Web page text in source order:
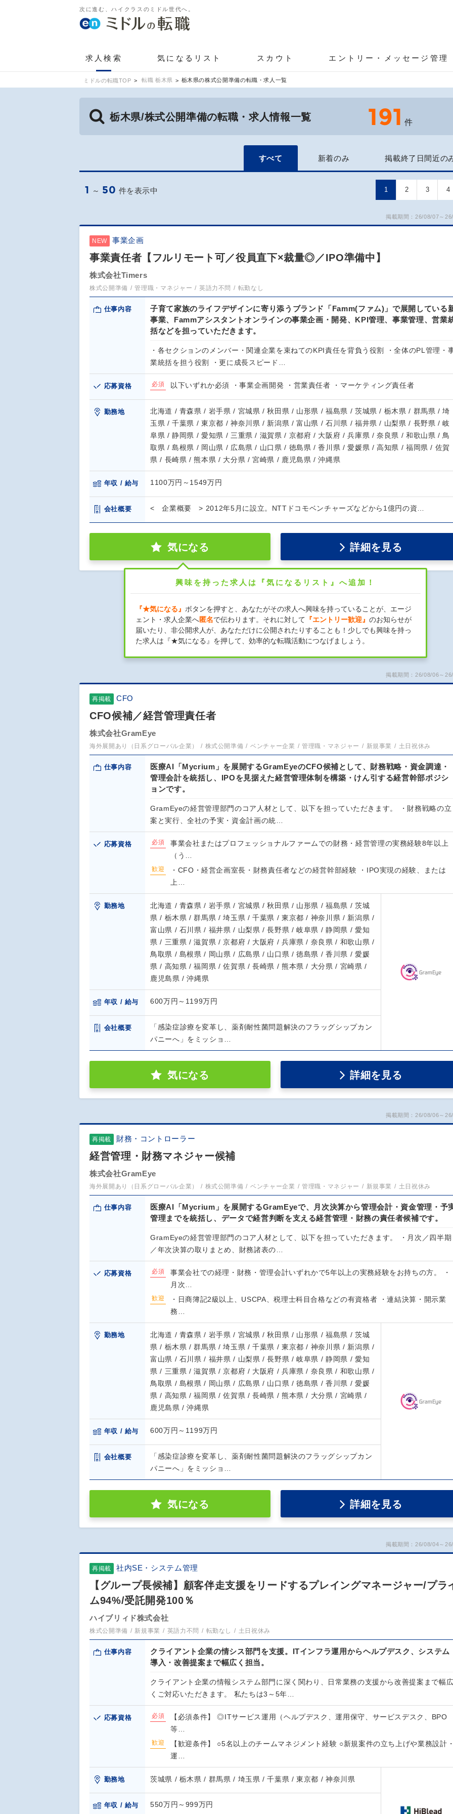
次に進む、ハイクラスのミドル世代へ。
求人検索 気になるリスト スカウト エントリー・メッセージ管理
ミドルの転職TOP 転職 栃木県 栃木県の株式公開準備の転職・求人一覧
栃木県/株式公開準備の転職・求人情報一覧 191 件
すべて 新着のみ 掲載終了日間近の
1 ～ 50 件を表示中 1 2 3 4
掲載期間：26/08/07～
NEW 事業企画
事業責任者【フルリモート可／役員直下×裁量◎／IPO準備中】
株式会社Timers
株式公開準備 管理職・マネジャー 英語力不問 転勤なし
仕事内容
子育て家族のライフデザインに寄り添うブランド「Famm(ファム)」で展開している
事業、Fammアシスタントオンラインの事業企画・開発、KPI管理、事業管理、営業
括などを担っていただきます。
・各セクションのメンバー・関連企業を束ねてのKPI責任を背負う役割 ・全体のPL管理・
業統括を担う役割 ・更に成長スピード…
応募資格 必須 以下いずれか必須 ・事業企画開発 ・営業責任者 ・マーケティング責任者
勤務地
北海道 / 青森県 / 岩手県 / 宮城県 / 秋田県 / 山形県 / 福島県 / 茨城県 / 栃木県 / 群馬県 / 埼
玉県 / 千葉県 / 東京都 / 神奈川県 / 新潟県 / 富山県 / 石川県 / 福井県 / 山梨県 / 長野県 / 岐
阜県 / 静岡県 / 愛知県 / 三重県 / 滋賀県 / 京都府 / 大阪府 / 兵庫県 / 奈良県 / 和歌山県 / 鳥
取県 / 島根県 / 岡山県 / 広島県 / 山口県 / 徳島県 / 香川県 / 愛媛県 / 高知県 / 福岡県 / 佐賀
県 / 長崎県 / 熊本県 / 大分県 / 宮崎県 / 鹿児島県 / 沖縄県
年収 / 給与 1100万円～1549万円
会社概要 < 企業概要 > 2012年5月に設立。NTTドコモベンチャーズなどから1億円の資…
気になる 詳細を見る
興味を持った求人は『気になるリスト』へ追加！
『★気になる』 ボタンを押すと、あなたがその求人へ興味を持っていることが、エージ
ェント・求人企業へ匿名で伝わります。それに対して 『エントリー歓迎』 のお知らせが
届いたり、非公開求人が、あなただけに公開されたりすることも！少しでも興味を持っ
た求人は『★気になる』を押して、効率的な転職活動につなげましょう。
掲載期間：26/08/06～
再掲載 CFO
CFO候補／経営管理責任者
株式会社GramEye
海外展開あり（日系グローバル企業） 株式公開準備 ベンチャー企業 管理職・マネジャー 新規事業 土日祝休み
仕事内容
医療AI「Mycrium」を展開するGramEyeのCFO候補として、財務戦略・資金調達・
管理会計を統括し、IPOを見据えた経営管理体制を構築・けん引する経営幹部ポジシ
ョンです。
GramEyeの経営管理部門のコア人材として、以下を担っていただきます。 ・財務戦略の立
案と実行、全社の予実・資金計画の統…
応募資格 必須
事業会社またはプロフェッショナルファームでの財務・経営管理の実務経験8年以上
（う…
歓迎
・CFO・経営企画室長・財務責任者などの経営幹部経験 ・IPO実現の経験、または
上…
勤務地
北海道 / 青森県 / 岩手県 / 宮城県 / 秋田県 / 山形県 / 福島県 / 茨城
県 / 栃木県 / 群馬県 / 埼玉県 / 千葉県 / 東京都 / 神奈川県 / 新潟県 /
富山県 / 石川県 / 福井県 / 山梨県 / 長野県 / 岐阜県 / 静岡県 / 愛知
県 / 三重県 / 滋賀県 / 京都府 / 大阪府 / 兵庫県 / 奈良県 / 和歌山県 /
鳥取県 / 島根県 / 岡山県 / 広島県 / 山口県 / 徳島県 / 香川県 / 愛媛
県 / 高知県 / 福岡県 / 佐賀県 / 長崎県 / 熊本県 / 大分県 / 宮崎県 /
鹿児島県 / 沖縄県
年収 / 給与 600万円～1199万円
会社概要
「感染症診療を変革し、薬剤耐性菌問題解決のフラッグシップカン
パニーへ」をミッショ…
気になる 詳細を見る
掲載期間：26/08/06～
再掲載 財務・コントローラー
経営管理・財務マネジャー候補
株式会社GramEye
海外展開あり（日系グローバル企業） 株式公開準備 ベンチャー企業 管理職・マネジャー 新規事業 土日祝休み
仕事内容
医療AI「Mycrium」を展開するGramEyeで、月次決算から管理会計・資金管理・予
管理までを統括し、データで経営判断を支える経営管理・財務の責任者候補です。
GramEyeの経営管理部門のコア人材として、以下を担っていただきます。 ・月次／四半期
／年次決算の取りまとめ、財務諸表の…
応募資格 必須
事業会社での経理・財務・管理会計いずれかで5年以上の実務経験をお持ちの方。 ・
月次…
歓迎
・日商簿記2級以上、USCPA、税理士科目合格などの有資格者 ・連結決算・開示業
務…
勤務地
北海道 / 青森県 / 岩手県 / 宮城県 / 秋田県 / 山形県 / 福島県 / 茨城
県 / 栃木県 / 群馬県 / 埼玉県 / 千葉県 / 東京都 / 神奈川県 / 新潟県 /
富山県 / 石川県 / 福井県 / 山梨県 / 長野県 / 岐阜県 / 静岡県 / 愛知
県 / 三重県 / 滋賀県 / 京都府 / 大阪府 / 兵庫県 / 奈良県 / 和歌山県 /
鳥取県 / 島根県 / 岡山県 / 広島県 / 山口県 / 徳島県 / 香川県 / 愛媛
県 / 高知県 / 福岡県 / 佐賀県 / 長崎県 / 熊本県 / 大分県 / 宮崎県 /
鹿児島県 / 沖縄県
年収 / 給与 600万円～1199万円
会社概要
「感染症診療を変革し、薬剤耐性菌問題解決のフラッグシップカン
パニーへ」をミッショ…
気になる 詳細を見る
掲載期間：26/08/04～
再掲載 社内SE・システム管理
【グループ長候補】顧客伴走支援をリードするプレイングマネージャー/プラ
ム94%/受託開発100％
ハイブリィド株式会社
株式公開準備 新規事業 英語力不問 転勤なし 土日祝休み
仕事内容
クライアント企業の情シス部門を支援。ITインフラ運用からヘルプデスク、システム
導入・改善提案まで幅広く担当。
クライアント企業の情報システム部門に深く関わり、日常業務の支援から改善提案まで幅
くご対応いただきます。 私たちは3～5年…
応募資格 必須
【必須条件】 ◎ITサービス運用（ヘルプデスク、運用保守、サービスデスク、BPO
等…
歓迎
【歓迎条件】 ○5名以上のチームマネジメント経験 ○新規案件の立ち上げや業務設計
運…
勤務地 茨城県 / 栃木県 / 群馬県 / 埼玉県 / 千葉県 / 東京都 / 神奈川県
年収 / 給与 550万円～999万円